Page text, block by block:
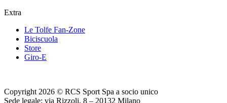
Extra
Le Tolfe Fan-Zone
Biciscuola
Store
Giro-E
Copyright 2026 © RCS Sport Spa a socio unico
Sede legale: via Rizzoli, 8 – 20132 Milano